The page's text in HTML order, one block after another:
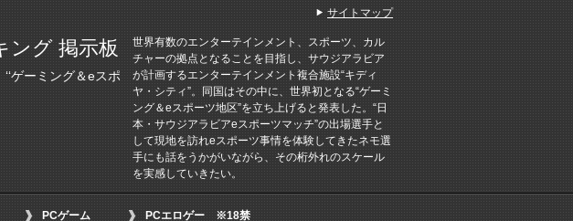
ング 掲示板
ゲーミング＆eスポ
世界有数のエンターテインメント、スポーツ、カル
チャーの拠点となることを目指し、サウジアラビア
が計画するエンターテインメント複合施設“キディ
ヤ・シティ”。同国はその中に、世界初となる“ゲーミ
ング＆eスポーツ地区”を立ち上げると発表した。“日
本・サウジアラビアeスポーツマッチ”の出場選手と
して現地を訪れeスポーツ事情を体験してきたネモ選
手にも話をうかがいながら、その桁外れのスケール
を実感していきたい。
PCゲーム PCエロゲー ※18禁
サイトマップ